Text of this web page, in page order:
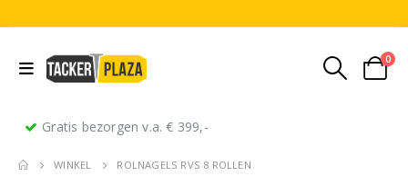
0
Gratis bezorgen v.a. € 399,-
WINKEL ROLNAGELS RVS 8 ROLLEN